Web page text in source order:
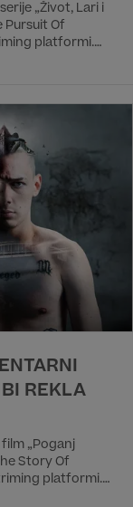
„Život, Lari i
Pursuit Of
platformi.
REKLA
„Poganj
Story Of
platformi.